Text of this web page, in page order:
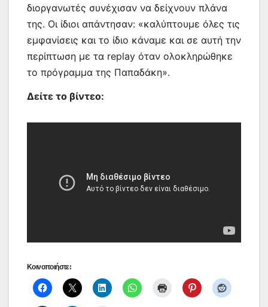
διοργανωτές συνέχισαν να δείχνουν πλάνα
της. Οι ίδιοι απάντησαν: «καλύπτουμε όλες τις
εμφανίσεις και το ίδιο κάναμε και σε αυτή την
περίπτωση με τα replay όταν ολοκληρώθηκε
το πρόγραμμα της Παπαδάκη».
Δείτε το βίντεο:
Κοινοποιήστε: